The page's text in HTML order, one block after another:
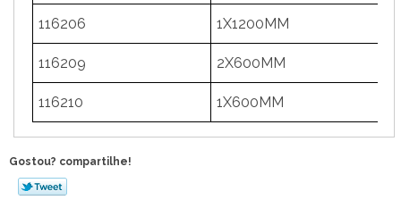
116206 1X1200MM
116209 2X600MM
116210 1X600MM
Gostou? compartilhe!